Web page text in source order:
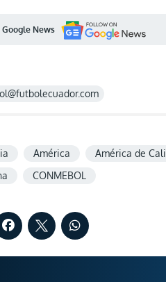
News
América
América de Cali
CONMEBOL